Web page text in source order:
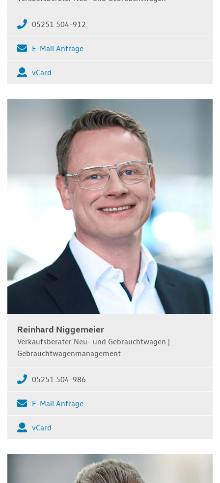
05251 504-912
E-Mail Anfrage
vCard
Reinhard Niggemeier
Verkaufsberater Neu- und Gebrauchtwagen |
Gebrauchtwagenmanagement
05251 504-986
E-Mail Anfrage
vCard